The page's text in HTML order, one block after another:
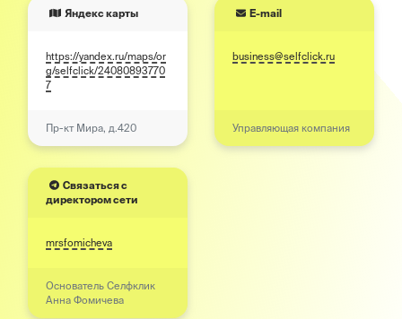
Яндекс карты
https://yandex.ru/maps/or
g/selfclick/24080893770
7
Пр-кт Мира, д.420
E-mail
business@selfclick.ru
Управляющая компания
Связаться с
директором сети
mrsfomicheva
Основатель Селфклик
Анна Фомичева